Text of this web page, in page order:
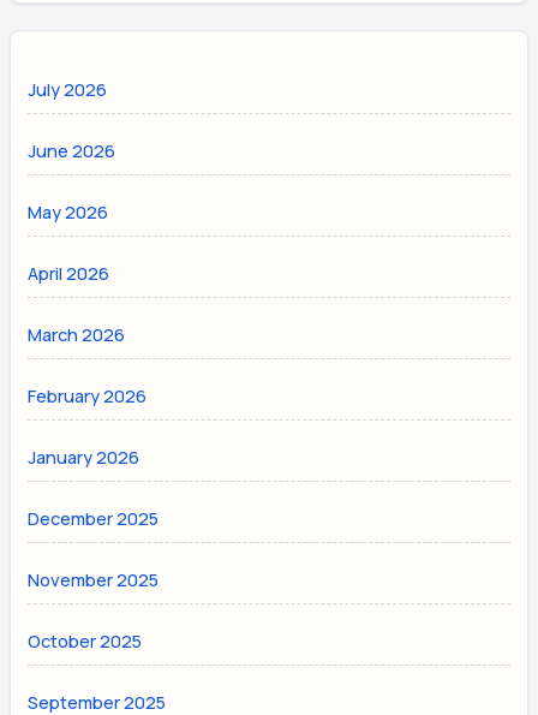
July 2026
June 2026
May 2026
April 2026
March 2026
February 2026
January 2026
December 2025
November 2025
October 2025
September 2025